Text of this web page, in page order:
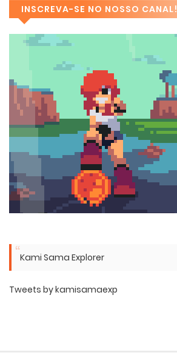
INSCREVA-SE NO NOSSO CANAL!
Kami Sama Explorer
Tweets by kamisamaexp